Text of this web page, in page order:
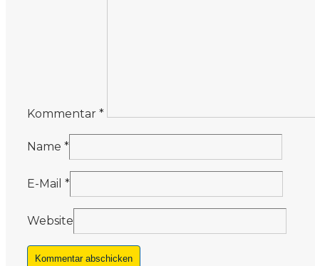
Kommentar *
Name *
E-Mail *
Website